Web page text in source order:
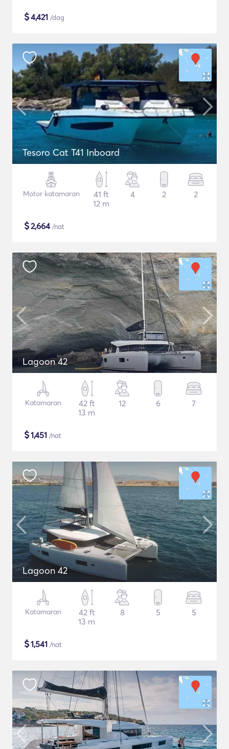
$4,421 /dag
Tesoro Cat T41 Inboard
Motor katamaran
41 ft
12 m
4 2 2
$2,664/nat
Lagoon 42
Katamaran
42 ft
13 m
12 6 7
$1,451 /nat
Lagoon 42
Katamaran
42 ft
13 m
8 5 5
$1,541 /nat